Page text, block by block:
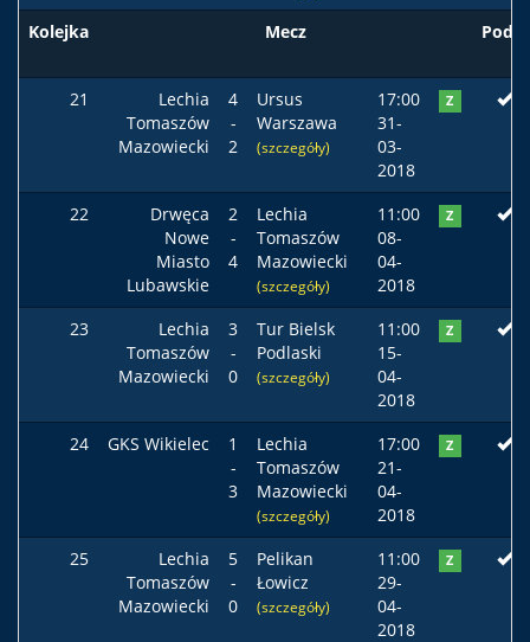
Kolejka Mecz Podst
21
Lechia
Tomaszów
Mazowiecki
4
-
2
Ursus
Warszawa
(szczegóły)
17:00
31-
03-
2018
Z
22
Drwęca
Nowe
Miasto
Lubawskie
2
-
4
Lechia
Tomaszów
Mazowiecki
(szczegóły)
11:00
08-
04-
2018
Z
23
Lechia
Tomaszów
Mazowiecki
3
-
0
Tur Bielsk
Podlaski
(szczegóły)
11:00
15-
04-
2018
Z
24 GKS Wikielec
1
-
3
Lechia
Tomaszów
Mazowiecki
(szczegóły)
17:00
21-
04-
2018
Z
25
Lechia
Tomaszów
Mazowiecki
5
-
0
Pelikan
Łowicz
(szczegóły)
11:00
29-
04-
2018
Z